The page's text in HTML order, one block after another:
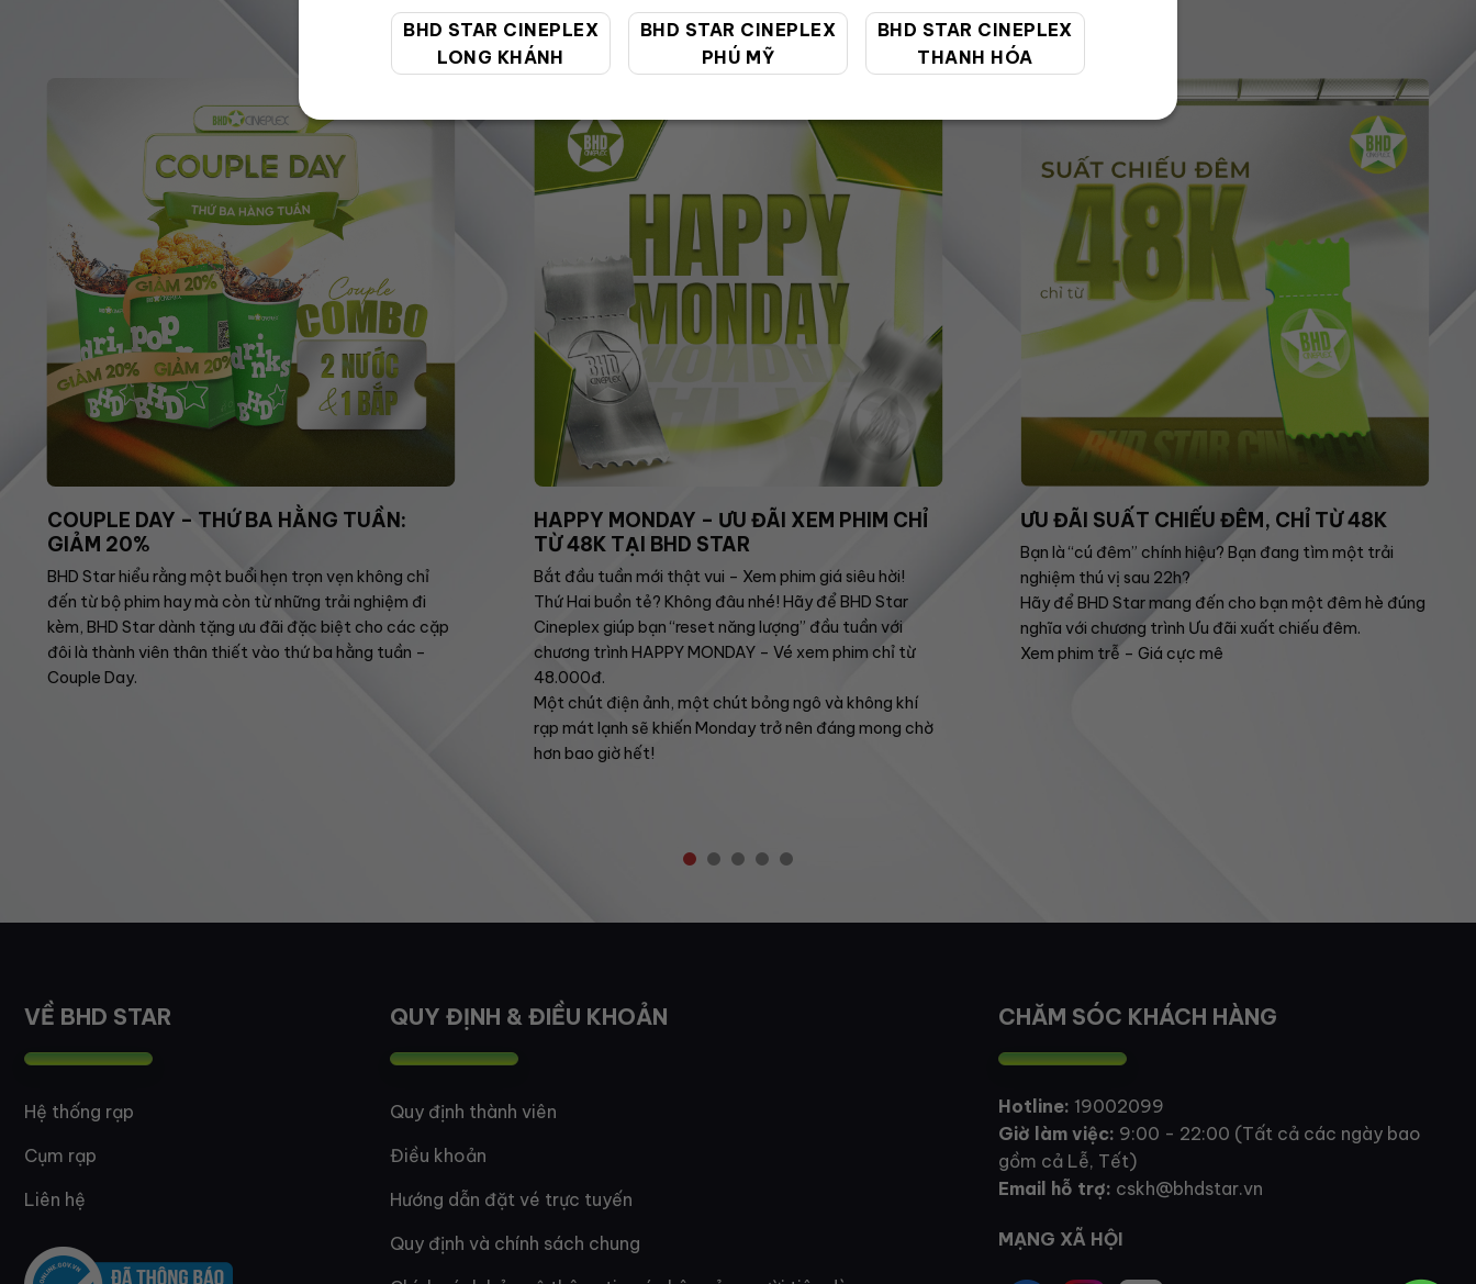
BHD STAR CINEPLEX
LONG KHÁNH
BHD STAR CINEPLEX
PHÚ MỸ
BHD STAR CINEPLEX
THANH HÓA
ƯU ĐÃI ĐẶC BIỆT
COUPLE DAY – THỨ BA HẰNG TUẦN:
GIẢM 20%
BHD Star hiểu rằng một buổi hẹn trọn vẹn không chỉ
đến từ bộ phim hay mà còn từ những trải nghiệm đi
kèm, BHD Star dành tặng ưu đãi đặc biệt cho các cặp
đôi là thành viên thân thiết vào thứ ba hằng tuần –
Couple Day.
HAPPY MONDAY – ƯU ĐÃI XEM PHIM CHỈ
TỪ 48K TẠI BHD STAR
Bắt đầu tuần mới thật vui – Xem phim giá siêu hời!
Thứ Hai buồn tẻ? Không đâu nhé! Hãy để BHD Star
Cineplex giúp bạn “reset năng lượng” đầu tuần với
chương trình HAPPY MONDAY – Vé xem phim chỉ từ
48.000đ.
Một chút điện ảnh, một chút bỏng ngô và không khí
rạp mát lạnh sẽ khiến Monday trở nên đáng mong chờ
hơn bao giờ hết!
ƯU ĐÃI SUẤT CHIẾU ĐÊM, CHỈ TỪ 48K
Bạn là “cú đêm” chính hiệu? Bạn đang tìm một trải
nghiệm thú vị sau 22h?
Hãy để BHD Star mang đến cho bạn một đêm hè đúng
nghĩa với chương trình Ưu đãi xuất chiếu đêm.
Xem phim trễ – Giá cực mê
VỀ BHD STAR
Hệ thống rạp
Cụm rạp
Liên hệ
QUY ĐỊNH & ĐIỀU KHOẢN
Quy định thành viên
Điều khoản
Hướng dẫn đặt vé trực tuyến
Quy định và chính sách chung
CHĂM SÓC KHÁCH HÀNG
Hotline: 19002099
Giờ làm việc: 9:00 - 22:00 (Tất cả các ngày bao
gồm cả Lễ, Tết)
Email hỗ trợ: cskh@bhdstar.vn
MẠNG XÃ HỘI